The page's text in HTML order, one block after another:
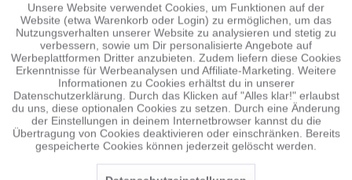
BEWERTUNGEN
0
Bewertungen lesen, schreiben und diskutieren...mehr
ÄHNLICHE ARTIKEL
Diese Artikel sind dem Produkt ähnlich ... mehr
Persönliche Empfehlungen
Funktionale Aktiv
Tracking Inaktiv
Personalisierung Inaktiv
Service Inaktiv
Unsere Website verwendet Cookies, um Funktionen auf der
Website (etwa Warenkorb oder Login) zu ermöglichen, um das
Nutzungsverhalten unserer Website zu analysieren und stetig zu
verbessern, sowie um Dir personalisierte Angebote auf
Werbeplattformen Dritter anzubieten. Zudem liefern diese Cookies
Erkenntnisse für Werbeanalysen und Affiliate-Marketing. Weitere
Informationen zu Cookies erhältst du in unserer
Datenschutzerklärung. Durch das Klicken auf "Alles klar!" erlaubst
du uns, diese optionalen Cookies zu setzen. Durch eine Änderung
der Einstellungen in deinem Internetbrowser kannst du die
Übertragung von Cookies deaktivieren oder einschränken. Bereits
gespeicherte Cookies können jederzeit gelöscht werden.